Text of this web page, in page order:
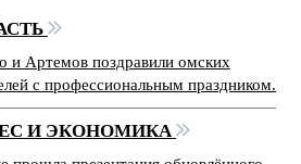
и Артемов поздравили омских
с профессиональным праздником.
И ЭКОНОМИКА